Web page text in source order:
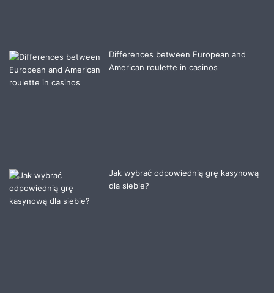
Differences between European and
American roulette in casinos
Jak wybrać odpowiednią grę kasynową
dla siebie?